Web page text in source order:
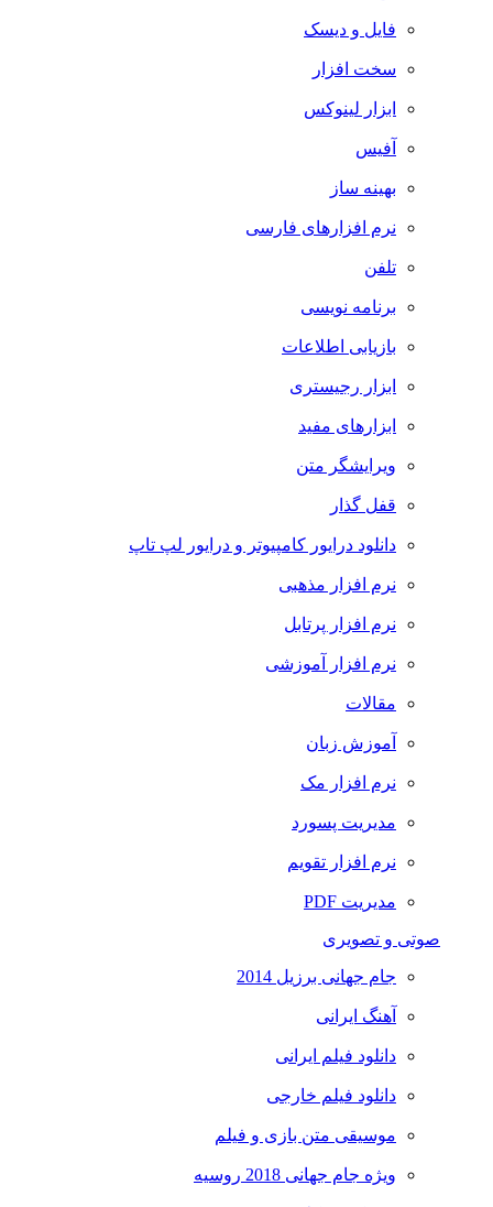
فایل و دیسک
سخت افزار
ابزار لینوکس
آفیس
بهینه ساز
نرم افزارهای فارسی
تلفن
برنامه نویسی
بازیابی اطلاعات
ابزار رجیستری
ابزارهای مفید
ویرایشگر متن
قفل گذار
دانلود درایور کامپیوتر و درایور لپ تاپ
نرم افزار مذهبی
نرم افزار پرتابل
نرم افزار آموزشی
مقالات
آموزش زبان
نرم افزار مک
مدیریت پسورد
نرم افزار تقویم
مدیریت PDF
صوتی و تصویری
جام جهانی برزیل 2014
آهنگ ایرانی
دانلود فیلم ایرانی
دانلود فیلم خارجی
موسیقی متن بازی و فیلم
ویژه جام جهانی 2018 روسیه